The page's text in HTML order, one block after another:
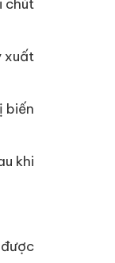
chút
xuất
biến
khi